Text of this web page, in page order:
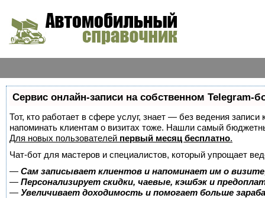
Сервис онлайн-записи на собственном Telegram-
Тот, кто работает в сфере услуг, знает — без ведения
напоминать клиентам о визитах тоже. Нашли самый
Для новых пользователей первый месяц бесплатно.
Чат-бот для мастеров и специалистов, который упрощает
— Сам записывает клиентов и напоминает им о
— Персонализирует скидки, чаевые, кэшбэк и
— Увеличивает доходимость и помогает больше